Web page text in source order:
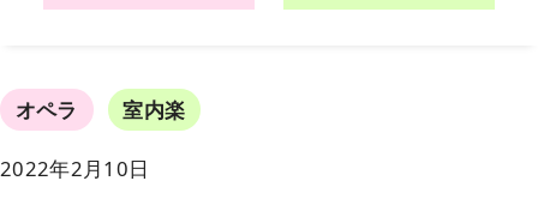
オペラ 室内楽
2022年2月10日